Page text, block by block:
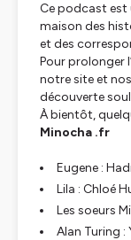
Ce podcast est
maison des
et des
Pour prolonger
notre site et
découverte
À bientôt,
Minocha .fr
Eugene :
Lila : Chloé
Les soeurs
Alan Turing :